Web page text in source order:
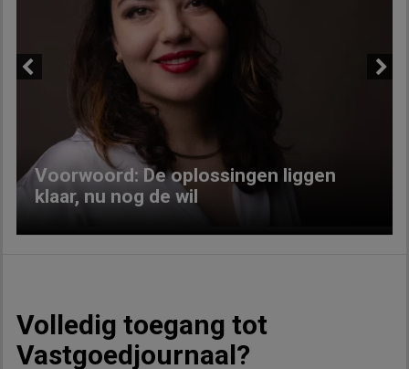
Voorwoord: De oplossingen liggen
klaar, nu nog de wil
Volledig toegang tot
Vastgoedjournaal?